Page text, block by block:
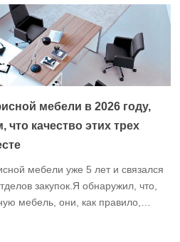
на вопрос “можете ли вы
потребности”.: С одной стороны,
мебели в 2026 году,
что качество этих трех
мебели уже 5 лет и связался
закупок.Я обнаружил, что,
мебель, они, как правило,
обращают внимание только на
технические детали,